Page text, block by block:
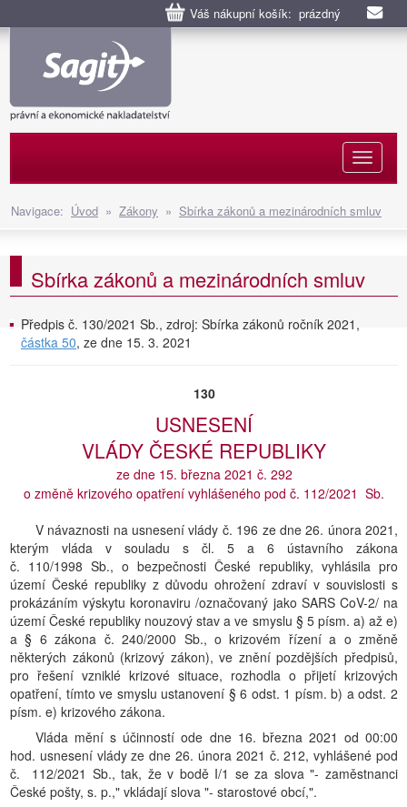
Váš nákupní košík: prázdný
Navigace: Úvod » Zákony » Sbírka zákonů a mezinárodních smluv
Sbírka zákonů a mezinárodních smluv
Předpis č. 130/2021 Sb., zdroj: Sbírka zákonů ročník 2021,
částka 50, ze dne 15. 3. 2021
130
USNESENÍ
VLÁDY ČESKÉ REPUBLIKY
ze dne 15. března 2021 č. 292
o změně krizového opatření vyhlášeného pod č. 112/2021 Sb.
V návaznosti na usnesení vlády č. 196 ze dne 26. února 2021,
kterým vláda v souladu s čl. 5 a 6 ústavního zákona
č. 110/1998 Sb., o bezpečnosti České republiky, vyhlásila pro
území České republiky z důvodu ohrožení zdraví v souvislosti s
prokázáním výskytu koronaviru /označovaný jako SARS CoV-2/ na
území České republiky nouzový stav a ve smyslu § 5 písm. a) až e)
a § 6 zákona č. 240/2000 Sb., o krizovém řízení a o změně
některých zákonů (krizový zákon), ve znění pozdějších předpisů,
pro řešení vzniklé krizové situace, rozhodla o přijetí krizových
opatření, tímto ve smyslu ustanovení § 6 odst. 1 písm. b) a odst. 2
písm. e) krizového zákona.
Vláda mění s účinností ode dne 16. března 2021 od 00:00
hod. usnesení vlády ze dne 26. února 2021 č. 212, vyhlášené pod
č. 112/2021 Sb., tak, že v bodě I/1 se za slova "- zaměstnanci
České pošty, s. p.," vkládají slova "- starostové obcí,".